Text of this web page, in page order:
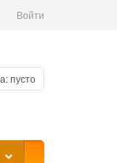
Войти
пусто